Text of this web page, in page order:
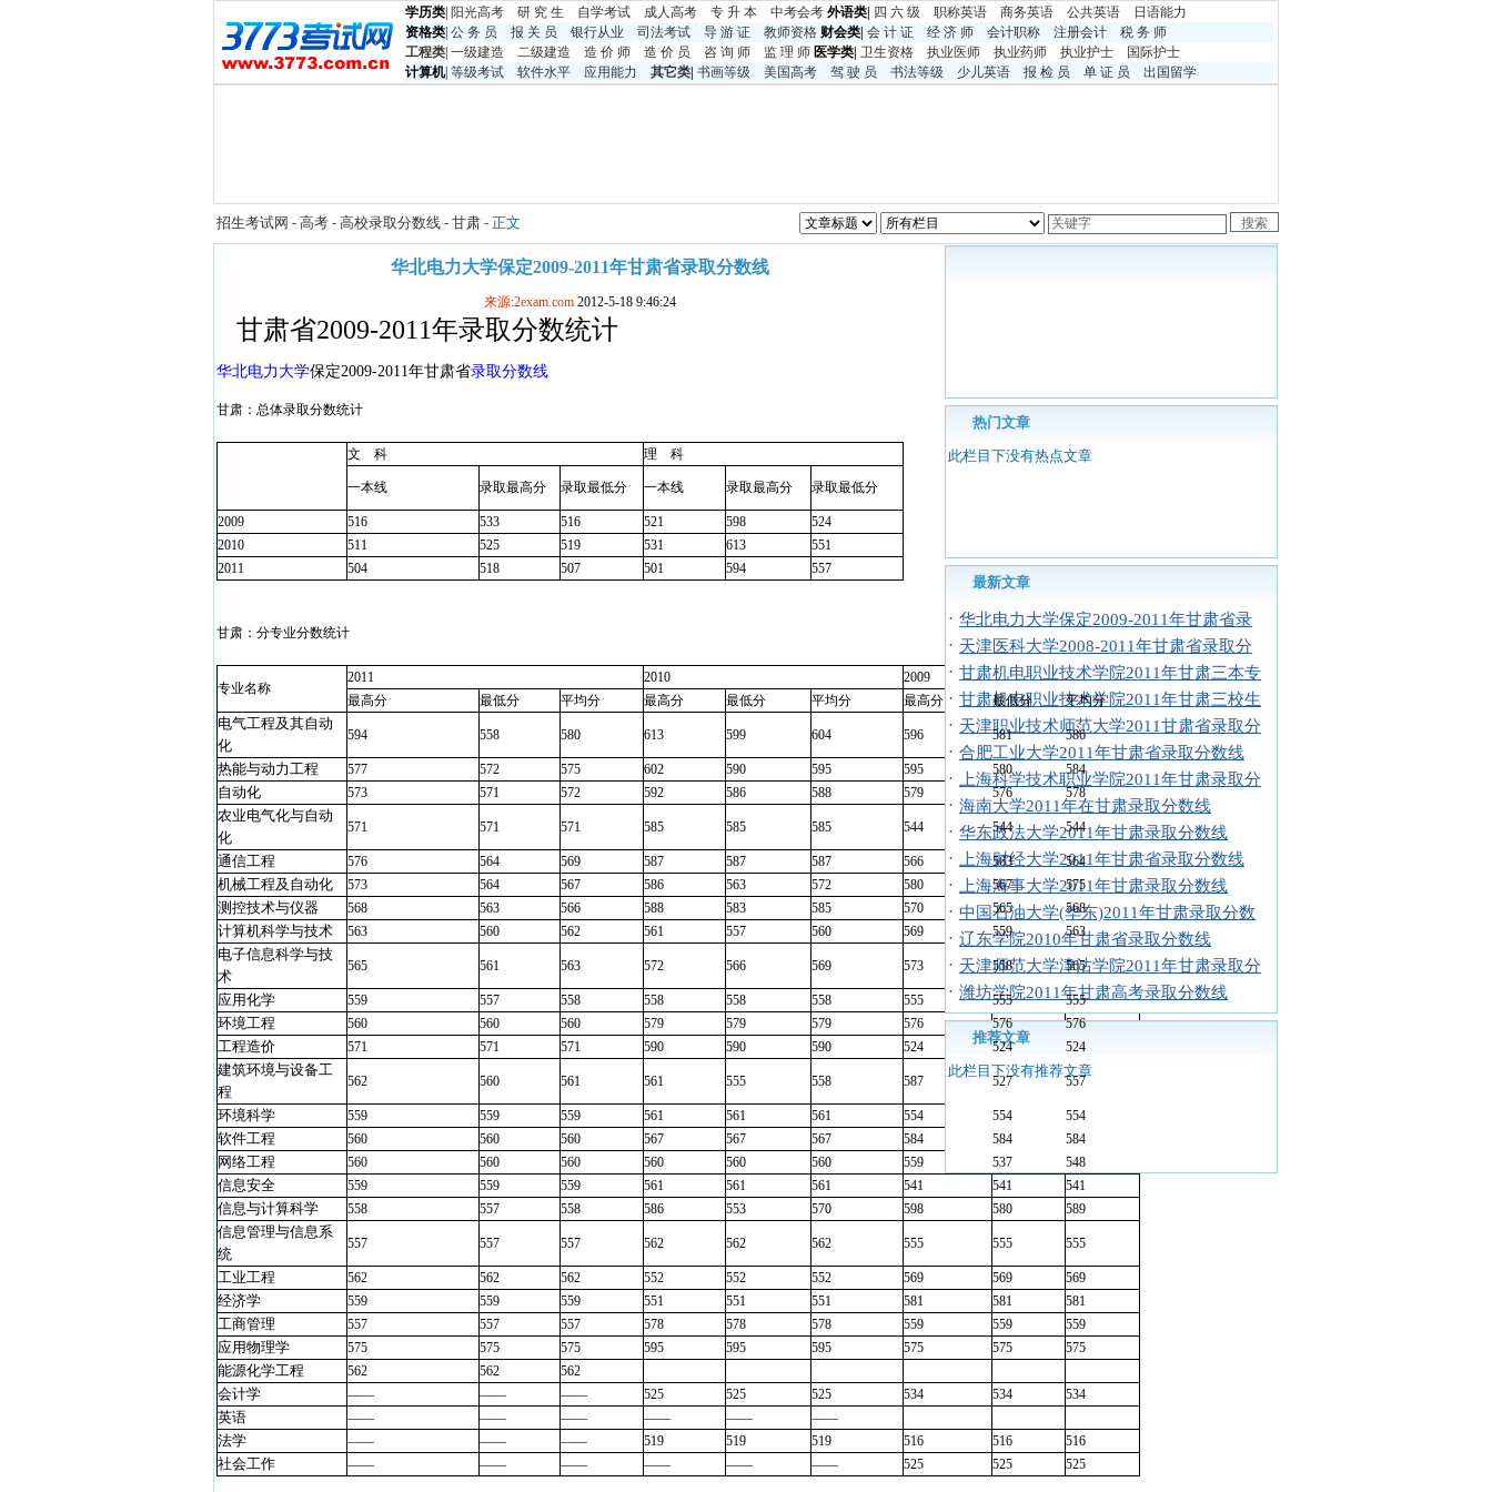
学历类 阳光高考 研 究 生 自学考试 成人高考 专 升 本 中考会考 外语类| 四 六 级 职称英语 商务英语 公共英语
日语能力
资格类 公 务 员 报 关 员 银行从业 司法考试 导 游 证 教师资格 财会类| 会 计 证 经 济 师 会计职称 注册会计
税 务 师
工程类 一级建造 二级建造 造 价 师 造 价 员 咨 询 师 监 理 师 医学类| 卫生资格 执业医师 执业药师 执业护士
国际护士
计算机| 等级考试 软件水平 应用能力 其它类 书画等级 美国高考 驾 驶 员 书法等级 少儿英语 报 检 员 单 证 员 出国留学
招生考试网 - 高考 - 高校录取分数线 - 甘肃 - 正文
华北电力大学保定2009-2011年甘肃省录取分数线
来源:2exam.com 2012-5-18 9:46:24
甘肃省2009-2011年录取分数统计
华北电力大学保定2009-2011年甘肃省录取分数线
甘肃：总体录取分数统计
文 科 理 科
一本线 录取最高分 录取最低分 一本线 录取最高分 录取最低分
2009 516 533 516 521 598
524
2010
511 525 519 531 613
551
2011
504 518 507 501 594 557
甘肃：分专业分数统计
专业名称
2011 2010
2009
最高分
最低分 平均分 最高分 最低分 平均分 最高分 最低分 平均分
电气工程及其自动
化
594 558 580 613 599 604 596 581 586
热能与动力工程 577 572 575 602 590 595 595 580 584
自动化 573 571 572 592 586 588 579 576 578
农业电气化与自动
化
571 571 571 585 585 585 544 544 544
通信工程 576 564 569 587 587 587 566 563 564
机械工程及自动化 573 564 567 586 563 572 580 567 575
测控技术与仪器 568 563 566 588 583 585 570 565 568
计算机科学与技术 563 560 562 561 557 560 569 559 563
电子信息科学与技
术
565 561 563 572 566 569 573 558 565
应用化学 559 557 558 558 558 558 555 555 555
环境工程 560 560 560 579 579 579 576 576 576
工程造价 571 571 571 590 590 590 524 524 524
建筑环境与设备工
程
562 560 561 561 555 558 587 527 557
环境科学 559 559 559 561 561 561 554 554 554
软件工程 560 560 560 567 567 567 584 584 584
网络工程 560 560 560 560 560 560 559 537 548
信息安全 559 559 559 561 561 561 541 541 541
信息与计算科学 558 557 558 586 553 570 598 580 589
信息管理与信息系
统
557 557 557 562 562 562 555 555 555
工业工程 562 562 562 552 552 552 569 569 569
经济学 559 559 559 551 551 551 581 581 581
工商管理 557 557 557 578 578 578 559 559 559
应用物理学 575 575 575 595 595 595 575 575 575
能源化学工程 562 562 562
会计学 —— —— —— 525 525 525 534 534 534
英语 —— —— —— —— —— ——
法学 —— —— —— 519 519 519 516 516 516
社会工作 —— —— —— —— —— —— 525 525 525
热门文章
此栏目下没有热点文章
最新文章
· 华北电力大学保定2009-2011年甘肃省录
· 天津医科大学2008-2011年甘肃省录取分
· 甘肃机电职业技术学院2011年甘肃三本专
· 甘肃机电职业技术学院2011年甘肃三校生
· 天津职业技术师范大学2011甘肃省录取分
· 合肥工业大学2011年甘肃省录取分数线
·
上海科学技术职业学院2011年甘肃录取分
· 海南大学2011年在甘肃录取分数线
· 华东政法大学2011年甘肃录取分数线
·
上海财经大学2011年甘肃省录取分数线
·
上海海事大学2011年甘肃录取分数线
· 中国石油大学(华东)2011年甘肃录取分数
· 辽东学院2010年甘肃省录取分数线
· 天津师范大学津沽学院2011年甘肃录取分
· 潍坊学院2011年甘肃高考录取分数线
推荐文章
此栏目下没有推荐文章